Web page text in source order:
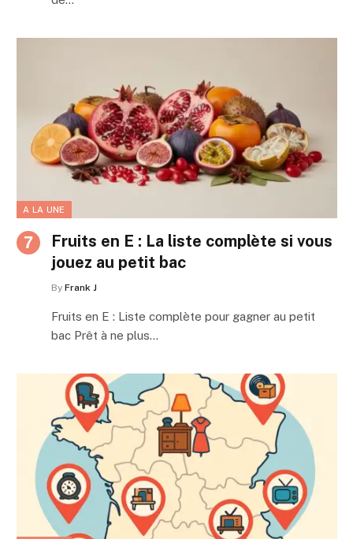
A LA UNE
Fruits en E : La liste complète si vous
jouez au petit bac
By Frank J
Fruits en E : Liste complète pour gagner au petit
bac Prêt à ne plus…